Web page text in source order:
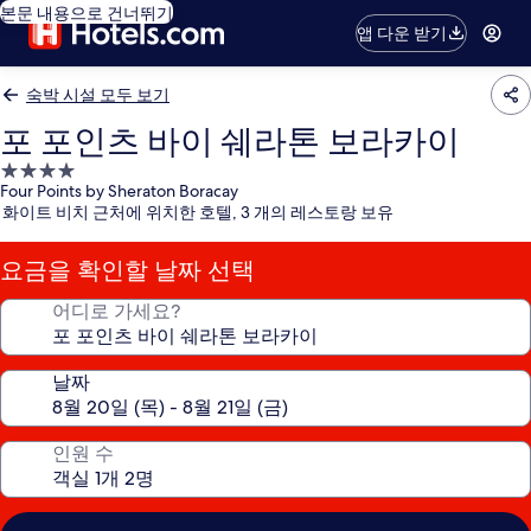
본문 내용으로 건너뛰기
앱 다운 받기
숙박 시설 모두 보기
포 포인츠 바이 쉐라톤 보라카이
4.0
성
급
숙
박
시
Four Points by Sheraton Boracay
화이트 비치 근처에 위치한 호텔, 3 개의 레스토랑 보유
요금을 확인할 날짜 선택
어디로 가세요?
날짜
인원 수